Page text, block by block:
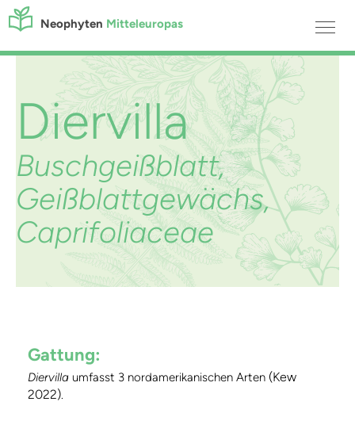
Neophyten Mitteleuropas
Diervilla
Buschgeißblatt,
Geißblattgewächs,
Caprifoliaceae
Gattung:
Diervilla umfasst 3 nordamerikanischen Arten (Kew
2022).